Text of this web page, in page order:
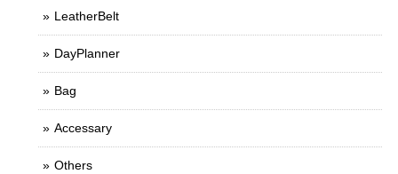
LeatherBelt
DayPlanner
Bag
Accessary
Others